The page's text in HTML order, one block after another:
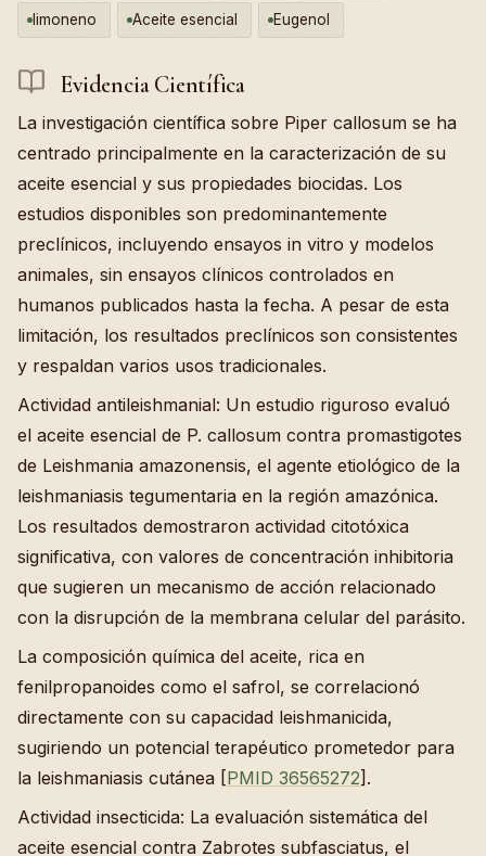
limoneno Aceite esencial Eugenol
Evidencia Científica
La investigación científica sobre Piper callosum se ha
centrado principalmente en la caracterización de su
aceite esencial y sus propiedades biocidas. Los
estudios disponibles son predominantemente
preclínicos, incluyendo ensayos in vitro y modelos
animales, sin ensayos clínicos controlados en
humanos publicados hasta la fecha. A pesar de esta
limitación, los resultados preclínicos son consistentes
y respaldan varios usos tradicionales.
Actividad antileishmanial: Un estudio riguroso evaluó
el aceite esencial de P. callosum contra promastigotes
de Leishmania amazonensis, el agente etiológico de la
leishmaniasis tegumentaria en la región amazónica.
Los resultados demostraron actividad citotóxica
significativa, con valores de concentración inhibitoria
que sugieren un mecanismo de acción relacionado
con la disrupción de la membrana celular del parásito.
La composición química del aceite, rica en
fenilpropanoides como el safrol, se correlacionó
directamente con su capacidad leishmanicida,
sugiriendo un potencial terapéutico prometedor para
la leishmaniasis cutánea [PMID 36565272].
Actividad insecticida: La evaluación sistemática del
aceite esencial contra Zabrotes subfasciatus, el